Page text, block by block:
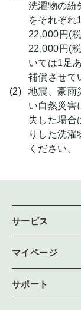
洗濯物の紛
をそれぞれ
22,000円(
22,000円(
いては1足
補償させて
地震、豪雨
い自然災害
失した場合
りした洗
ください。
サービス
マイページ
サポート